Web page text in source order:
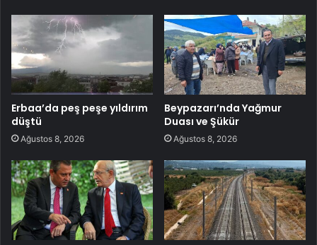
Erbaa’da peş peşe yıldırım
düştü
Ağustos 8, 2026
Beypazarı’nda Yağmur
Duası ve Şükür
Ağustos 8, 2026